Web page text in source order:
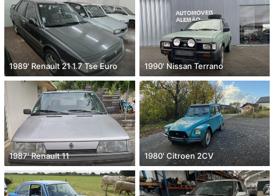
1989' Renault 21 1.7 Tse Euro 1990' Nissan Terrano
1987' Renault 11 1980' Citroen 2CV